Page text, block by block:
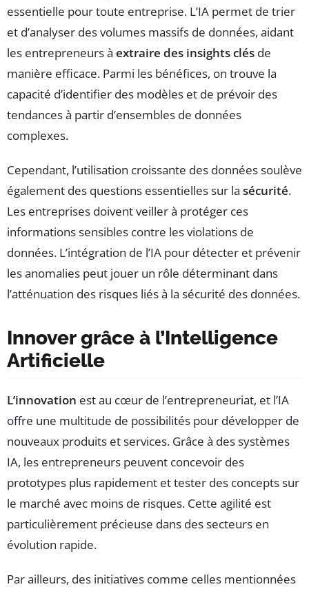
essentielle pour toute entreprise. L’IA permet de trier
et d’analyser des volumes massifs de données, aidant
les entrepreneurs à extraire des insights clés de
manière efficace. Parmi les bénéfices, on trouve la
capacité d’identifier des modèles et de prévoir des
tendances à partir d’ensembles de données
complexes.
Cependant, l’utilisation croissante des données soulève
également des questions essentielles sur la sécurité.
Les entreprises doivent veiller à protéger ces
informations sensibles contre les violations de
données. L’intégration de l’IA pour détecter et prévenir
les anomalies peut jouer un rôle déterminant dans
l’atténuation des risques liés à la sécurité des données.
Innover grâce à l’Intelligence
Artificielle
L’innovation est au cœur de l’entrepreneuriat, et l’IA
offre une multitude de possibilités pour développer de
nouveaux produits et services. Grâce à des systèmes
IA, les entrepreneurs peuvent concevoir des
prototypes plus rapidement et tester des concepts sur
le marché avec moins de risques. Cette agilité est
particulièrement précieuse dans des secteurs en
évolution rapide.
Par ailleurs, des initiatives comme celles mentionnées